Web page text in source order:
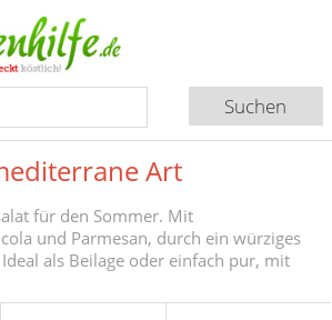
Art
für den Sommer. Mit
und Parmesan, durch ein würziges
als Beilage oder einfach pur, mit